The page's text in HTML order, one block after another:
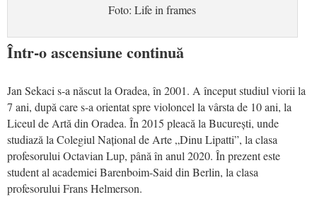
Foto: Life in frames
Într-o ascensiune continuă
Jan Sekaci s-a născut la Oradea, în 2001. A început studiul viorii la
7 ani, după care s-a orientat spre violoncel la vârsta de 10 ani, la
Liceul de Artă din Oradea. În 2015 pleacă la București, unde
studiază la Colegiul Național de Arte „Dinu Lipatti”, la clasa
profesorului Octavian Lup, până în anul 2020. În prezent este
student al academiei Barenboim-Said din Berlin, la clasa
profesorului Frans Helmerson.